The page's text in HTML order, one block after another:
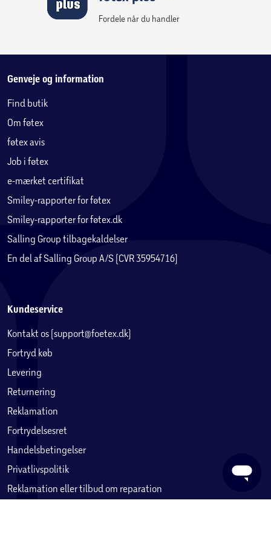
Skab nye venskaber
Børn kan udspille historien, hvor Zac ringer til sin mentor, Dia,
for at fortælle hende, at en hvidhval er blevet fanget blandt
klipperne. Børn kan vise, hvordan figurerne bliver venner og
Fordele når du handler
Genveje og information
Find butik
Om føtex
føtex avis
Job i føtex
e-mærket certifikat
Smiley-rapporter for føtex
Smiley-rapporter for føtex.dk
Salling Group tilbagekaldelser
En del af Salling Group A/S (CVR 35954716)
Kundeservice
Kontakt os (support@foetex.dk)
Fortryd køb
Levering
Returnering
Reklamation
Fortrydelsesret
Handelsbetingelser
Privatlivspolitik
Reklamation eller tilbud om reparation